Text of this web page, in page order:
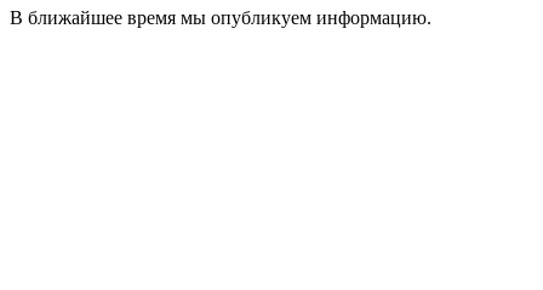
В ближайшее время мы опубликуем информацию.